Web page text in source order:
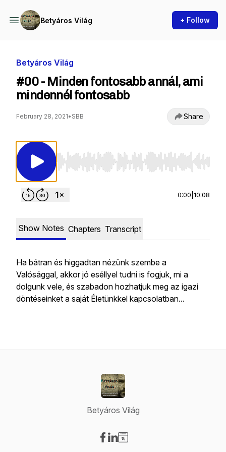
Betyáros Világ + Follow
Betyáros Világ
#00 - Minden fontosabb annál, ami
mindennél fontosabb
February 28, 2021• SBB Share
Use Left/Right to seek, Home/End to jump
0:00 10:08
Show Notes Chapters Transcript
Ha bátran és higgadtan nézünk szembe a
Valósággal, akkor jó eséllyel tudni is fogjuk, mi a
dolgunk vele, és szabadon hozhatjuk meg az igazi
döntéseinket a saját Életünkkel kapcsolatban...
Betyáros Világ